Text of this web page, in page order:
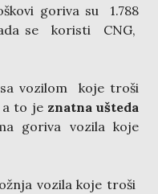
goriva su 1.788
se koristi CNG,
vozilom koje troši
a to je znatna ušteda
goriva vozila koje
vozila koje troši